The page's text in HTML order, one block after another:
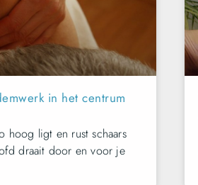
in het centrum
hoog ligt en rust schaars
draait door en voor je